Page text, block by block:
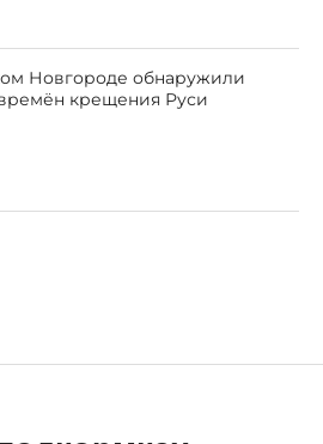
Новгороде обнаружили
крещения Руси